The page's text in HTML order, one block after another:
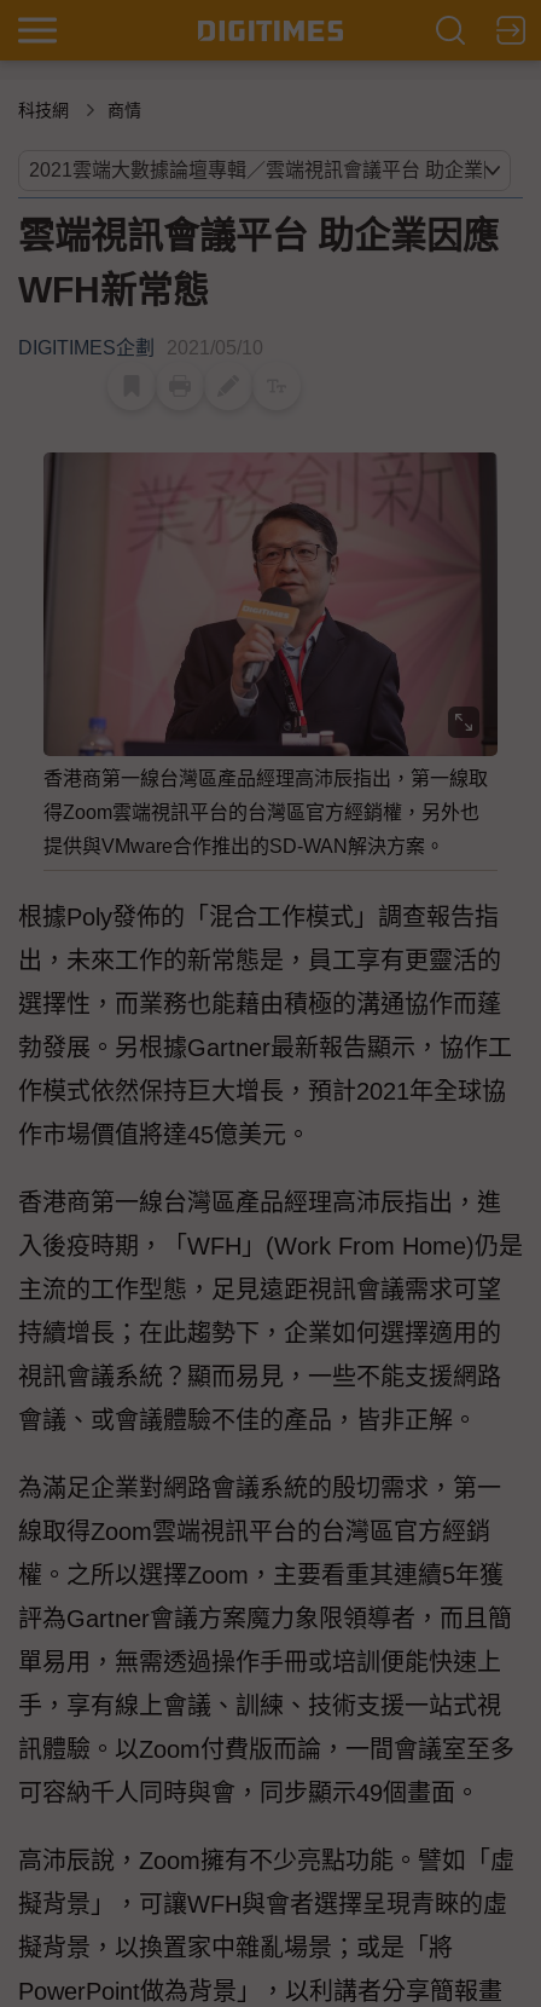
科技網 商情
雲端視訊會議平台 助企業因應
WFH新常態
DIGITIMES企劃 2021/05/10
香港商第一線台灣區產品經理高沛辰指出，第一線取
得Zoom雲端視訊平台的台灣區官方經銷權，另外也
提供與VMware合作推出的SD-WAN解決方案。
根據Poly發佈的「混合工作模式」調查報告指
出，未來工作的新常態是，員工享有更靈活的
選擇性，而業務也能藉由積極的溝通協作而蓬
勃發展。另根據Gartner最新報告顯示，協作工
作模式依然保持巨大增長，預計2021年全球協
作市場價值將達45億美元。
香港商第一線台灣區產品經理高沛辰指出，進
入後疫時期，「WFH」(Work From Home)仍是
主流的工作型態，足見遠距視訊會議需求可望
持續增長；在此趨勢下，企業如何選擇適用的
視訊會議系統？顯而易見，一些不能支援網路
會議、或會議體驗不佳的產品，皆非正解。
為滿足企業對網路會議系統的殷切需求，第一
線取得Zoom雲端視訊平台的台灣區官方經銷
權。之所以選擇Zoom，主要看重其連續5年獲
評為Gartner會議方案魔力象限領導者，而且簡
單易用，無需透過操作手冊或培訓便能快速上
手，享有線上會議、訓練、技術支援一站式視
訊體驗。以Zoom付費版而論，一間會議室至多
可容納千人同時與會，同步顯示49個畫面。
高沛辰說，Zoom擁有不少亮點功能。譬如「虛
擬背景」，可讓WFH與會者選擇呈現青睞的虛
擬背景，以換置家中雜亂場景；或是「將
PowerPoint做為背景」，以利講者分享簡報畫